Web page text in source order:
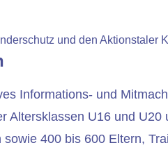
Informations- und
Altersklassen U16 und
400 bis 600 Eltern,